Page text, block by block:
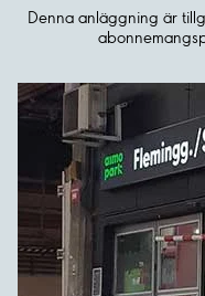
Denna anläggning är